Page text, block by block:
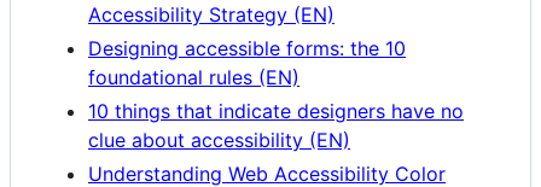
Accessibility Strategy (EN)
Designing accessible forms: the 10
foundational rules (EN)
10 things that indicate designers have no
clue about accessibility (EN)
Understanding Web Accessibility Color